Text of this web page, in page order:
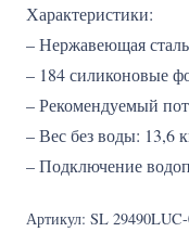
Характеристики:
– Нержавеющая сталь
– 184 силиконовые
– Рекомендуемый
– Вес без воды: 13,6
– Подключение
Артикул: SL